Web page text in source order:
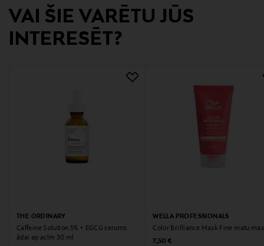
Ražotāja daļas numurs
190731
Ražotāja adrese
Digitālā adrese
VAI ŠIE VARĒTU JŪS
INTERESĒT?
THE ORDINARY
Caffeine Solution 5% + EGCG serums
ādai ap acīm 30 ml
WELLA PROFESSIONALS
Color Brilliance Mask Fine matu
Original Price
7,50 €